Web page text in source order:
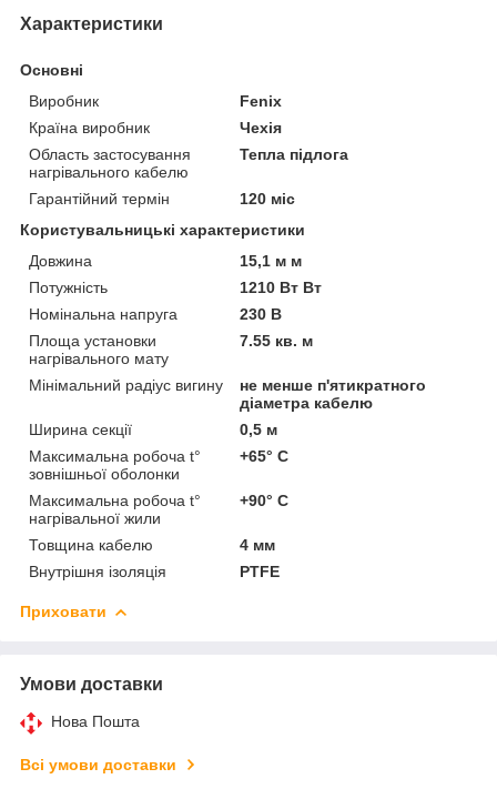
Характеристики
Основні
Виробник
Fenix
Країна виробник
Чехія
Область застосування
нагрівального кабелю
Тепла підлога
Гарантійний термін
120 міс
Користувальницькі характеристики
Довжина
15,1 м м
Потужність
1210 Вт Вт
Номінальна напруга
230 В
Площа установки
нагрівального мату
7.55 кв. м
Мінімальний радіус вигину
не менше п'ятикратного
діаметра кабелю
Ширина секції
0,5 м
Максимальна робоча t°
зовнішньої оболонки
+65° C
Максимальна робоча t°
нагрівальної жили
+90° C
Товщина кабелю
4 мм
Внутрішня ізоляція
PTFE
Приховати
Умови доставки
Нова Пошта
Всі умови доставки